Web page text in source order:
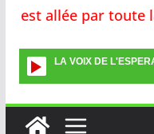
par toute la
LA VOIX DE